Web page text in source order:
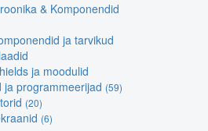
& Komponendid
ja tarvikud
ja moodulid
ja programmeerijad (59)
(20)
(6)